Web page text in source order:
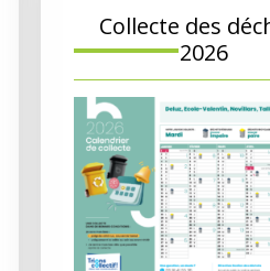
Collecte des
2026